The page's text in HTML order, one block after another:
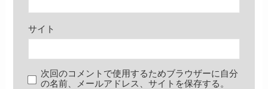
サイト
次回のコメントで使用するためブラウザーに自分
の名前、メールアドレス、サイトを保存する。